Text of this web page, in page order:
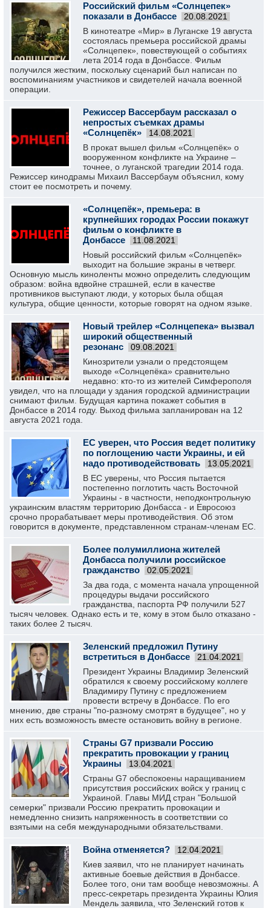
Российский фильм «Солнцепек»
показали в Донбассе
20.08.2021
В кинотеатре «Мир» в Луганске 19 августа
состоялась премьера российской драмы
«Солнцепек», повествующей о событиях
лета 2014 года в Донбассе. Фильм
получился жестким, поскольку сценарий был написан по
воспоминаниям участников и свидетелей начала военной
операции.
Режиссер Вассербаум рассказал о
непростых съемках драмы
«Солнцепёк»
14.08.2021
В прокат вышел фильм «Солнцепёк» о
вооруженном конфликте на Украине –
точнее, о луганской трагедии 2014 года.
Режиссер кинодрамы Михаил Вассербаум объяснил, кому
стоит ее посмотреть и почему.
«Солнцепёк», премьера: в
крупнейших городах России покажут
фильм о конфликте в
Донбассе
11.08.2021
Новый российский фильм «Солнцепёк»
выходит на большие экраны в четверг.
Основную мысль киноленты можно определить следующим
образом: война вдвойне страшней, если в качестве
противников выступают люди, у которых была общая
культура, общие ценности, которые говорят на одном языке.
Новый трейлер «Солнцепека» вызвал
широкий общественный
резонанс
09.08.2021
Кинозрители узнали о предстоящем
выходе «Солнцепёка» сравнительно
недавно: кто-то из жителей Симферополя
увидел, что на площади у здания городской администрации
снимают фильм. Будущая картина покажет события в
Донбассе в 2014 году. Выход фильма запланирован на 12
августа 2021 года.
ЕС уверен, что Россия ведет политику
по поглощению части Украины, и ей
надо противодействовать
13.05.2021
В ЕС уверены, что Россия пытается
постепенно поглотить часть Восточной
Украины - в частности, неподконтрольную
украинским властям территорию Донбасса - и Евросоюз
срочно прорабатывает меры противодействия. Об этом
говорится в документе, представленном странам-членам ЕС.
Более полумиллиона жителей
Донбасса получили российское
гражданство
02.05.2021
За два года, с момента начала упрощенной
процедуры выдачи российского
гражданства, паспорта РФ получили 527
тысяч человек. Однако есть и те, кому в этом было отказано -
таких более 2 тысяч.
Зеленский предложил Путину
встретиться в Донбассе
21.04.2021
Президент Украины Владимир Зеленский
обратился к своему российскому коллеге
Владимиру Путину с предложением
провести встречу в Донбассе. По его
мнению, две страны "по-разному смотрят в будущее", но у
них есть возможность вместе остановить войну в регионе.
Страны G7 призвали Россию
прекратить провокации у границ
Украины
13.04.2021
Страны G7 обеспокоены наращиванием
присутствия российских войск у границ с
Украиной. Главы МИД стран "Большой
семерки" призвали Россию прекратить провокации и
немедленно снизить напряженность в соответствии со
взятыми на себя международными обязательствами.
Война отменяется? 12.04.2021
Киев заявил, что не планирует начинать
активные боевые действия в Донбассе.
Более того, они там вообще невозможны. А
пресс-секретарь президента Украины Юлия
Мендель заявила, что Зеленский готов к